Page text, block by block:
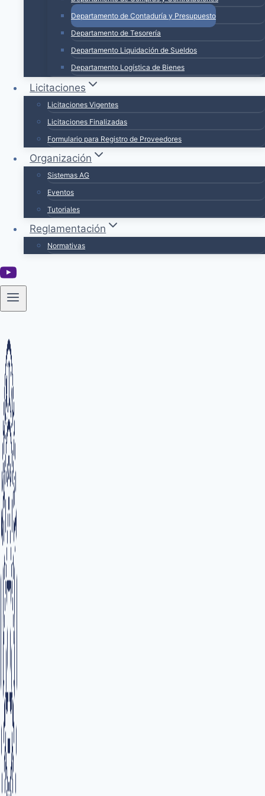
Departamento de Contaduría y Presupuesto
Departamento de Tesorería
Departamento Liquidación de Sueldos
Departamento Logística de Bienes
Licitaciones
Licitaciones Vigentes
Licitaciones Finalizadas
Formulario para Registro de Proveedores
Organización
Sistemas AG
Eventos
Tutoriales
Reglamentación
Normativas